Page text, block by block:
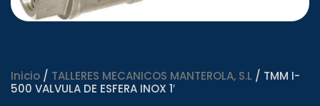
Inicio / TALLERES MECANICOS MANTEROLA, S.L / TMM I-
500 VALVULA DE ESFERA INOX 1′